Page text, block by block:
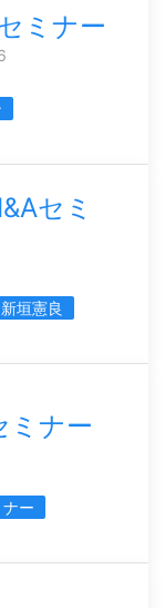
ミナー
セミ
新垣憲良
ミナー
ー